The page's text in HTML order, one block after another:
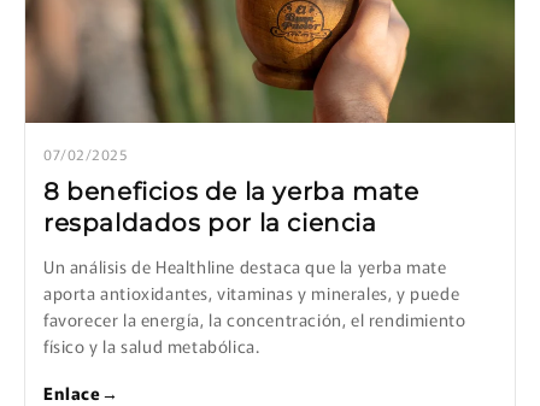
07/02/2025
8 beneficios de la yerba mate
respaldados por la ciencia
Un análisis de Healthline destaca que la yerba mate
aporta antioxidantes, vitaminas y minerales, y puede
favorecer la energía, la concentración, el rendimiento
físico y la salud metabólica.
Enlace→